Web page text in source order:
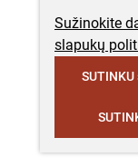
Sužinokite
slapukų